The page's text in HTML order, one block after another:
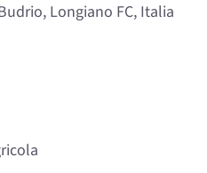
Longiano FC, Italia